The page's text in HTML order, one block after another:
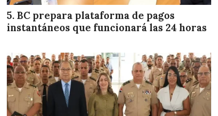
BC prepara plataforma de pagos
instantáneos que funcionará las 24 horas